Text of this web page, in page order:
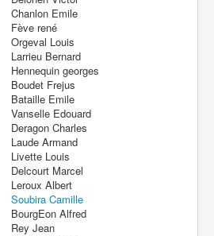
Chanlon Emile
Fève rené
Orgeval Louis
Larrieu Bernard
Hennequin georges
Boudet Frejus
Bataille Emile
Vanselle Edouard
Deragon Charles
Laude Armand
Livette Louis
Delcourt Marcel
Leroux Albert
Soubira Camille
BourgEon Alfred
Rey Jean